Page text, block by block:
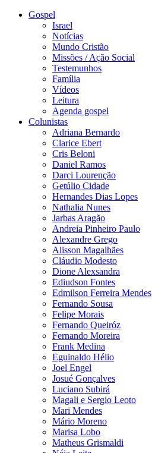
Gospel
Israel
Notícias
Mundo Cristão
Missões / Ação Social
Testemunhos
Família
Vídeos
Leitura
Agenda gospel
Colunistas
Adriana Bernardo
Clarice Ebert
Cris Beloni
Daniel Ramos
Darci Lourenção
Getúlio Cidade
Hernandes Dias Lopes
Nathalia Nunes
Jarbas Aragão
Andreia Pinheiro Paulo
Alexandre Grego
Alisson Magalhães
Cláudio Modesto
Dione Alexsandra
Ediudson Fontes
Edmilson Ferreira Mendes
Fernando Sousa
Felipe Morais
Fernando Queiróz
Fernando Moreira
Frank Medina
Eguinaldo Hélio
Joel Engel
Josué Gonçalves
Luciano Subirá
Magali e Sergio Leoto
Mari Mendes
Mário Moreno
Marisa Lobo
Matheus Grismaldi